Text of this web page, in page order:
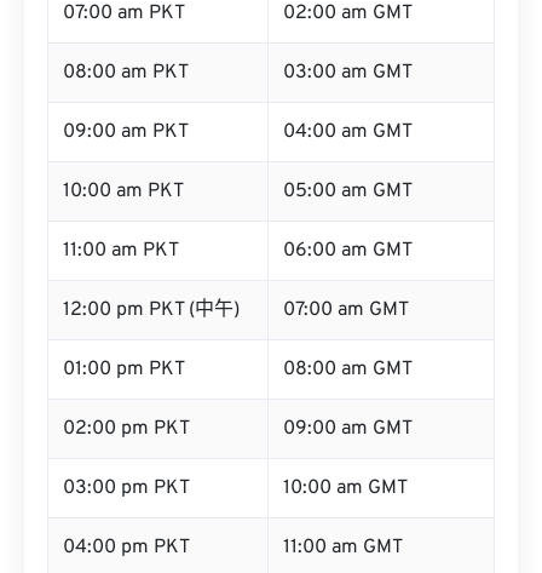
07:00 am PKT 02:00 am GMT
08:00 am PKT 03:00 am GMT
09:00 am PKT 04:00 am GMT
10:00 am PKT 05:00 am GMT
11:00 am PKT 06:00 am GMT
12:00 pm PKT (中午) 07:00 am GMT
01:00 pm PKT 08:00 am GMT
02:00 pm PKT 09:00 am GMT
03:00 pm PKT 10:00 am GMT
04:00 pm PKT 11:00 am GMT